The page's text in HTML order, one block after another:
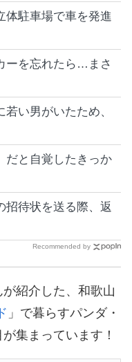
体駐車場で車を発進
ーを忘れたら…まさ
い男がいたため、
だと自覚したきっか
招待状を送る際、返
Recommended by
が紹介した、和歌山
」で暮らすパンダ・
集まっています！